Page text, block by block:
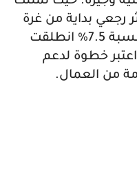
في نسبة 7% بأثر رجعي بداية من غرة
ماي 2024، تلتها زيادة ثانية بنسبة 7.5% انطلقت
وهو ما اعتبر خطوة لدعم
من العمال.